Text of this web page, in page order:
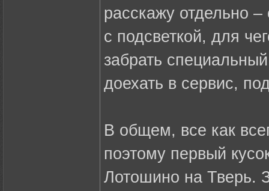
расскажу отдельно –
с подсветкой, для
забрать
доехать в сервис,
В общем, все как
поэтому первый
Лотошино на Тверь.